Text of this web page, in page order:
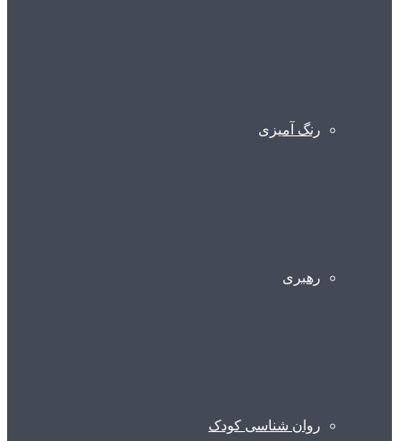
رنگ آمیزی
رهبری
روان شناسی کودک